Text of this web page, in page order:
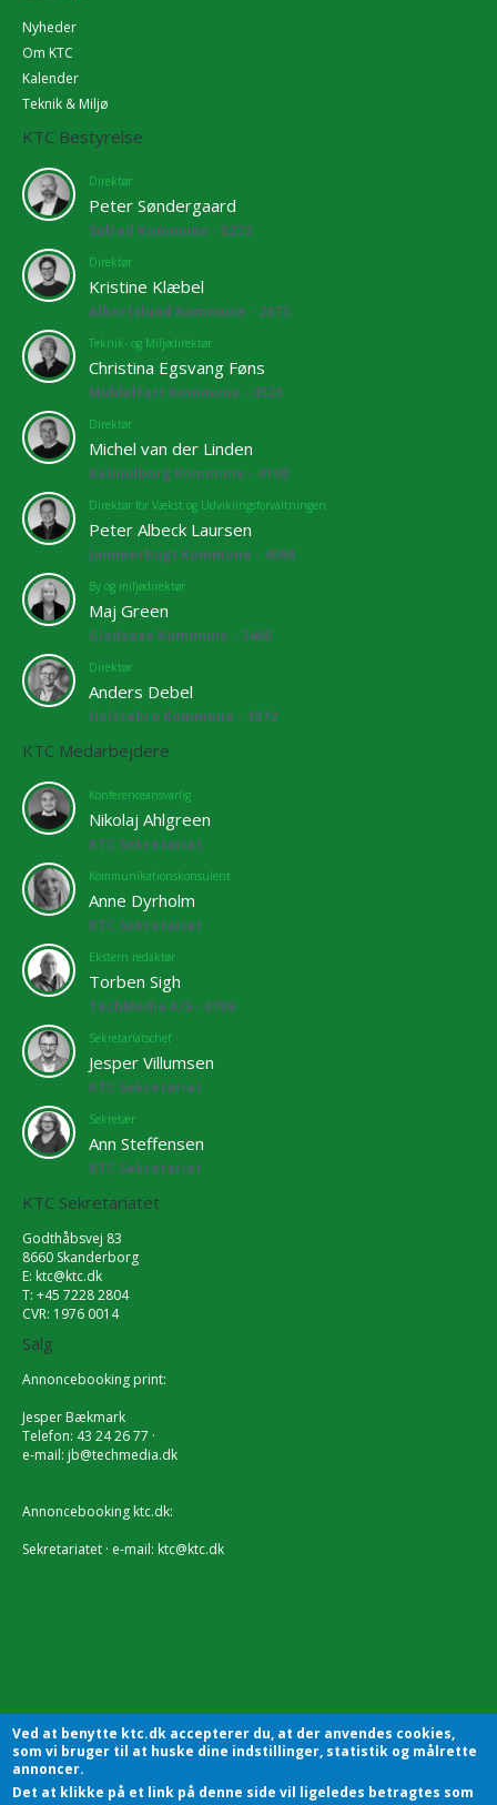
Nyheder
Om KTC
Kalender
Teknik & Miljø
KTC Bestyrelse
Direktør
Peter Søndergaard
Solrød Kommune - 5272
Direktør
Kristine Klæbel
Albertslund Kommune - 2673
Teknik- og Miljødirektør
Christina Egsvang Føns
Middelfart Kommune - 4525
Direktør
Michel van der Linden
Kalundborg Kommune - 4108
Direktør for Vækst og Udviklingsforvaltningen
Peter Albeck Laursen
Jammerbugt Kommune - 4068
By og miljødirektør
Maj Green
Gladsaxe Kommune - 3460
Direktør
Anders Debel
Holstebro Kommune - 3872
KTC Medarbejdere
Konferenceansvarlig
Nikolaj Ahlgreen
KTC Sekretariat
Kommunikationskonsulent
Anne Dyrholm
KTC Sekretariat
Ekstern redaktør
Torben Sigh
TechMedia A/S - 6769
Sekretariatschef
Jesper Villumsen
KTC Sekretariat
Sekretær
Ann Steffensen
KTC Sekretariat
KTC Sekretariatet
Godthåbsvej 83
8660 Skanderborg
E: ktc@ktc.dk
T: +45 7228 2804
CVR: 1976 0014
Salg
Annoncebooking print:
Jesper Bækmark
Telefon: 43 24 26 77 ·
e-mail: jb@techmedia.dk
Annoncebooking ktc.dk:
Sekretariatet · e-mail: ktc@ktc.dk
Ved at benytte ktc.dk accepterer du, at der anvendes cookies,
som vi bruger til at huske dine indstillinger, statistik og målrette
annoncer.
Det at klikke på et link på denne side vil ligeledes betragtes som